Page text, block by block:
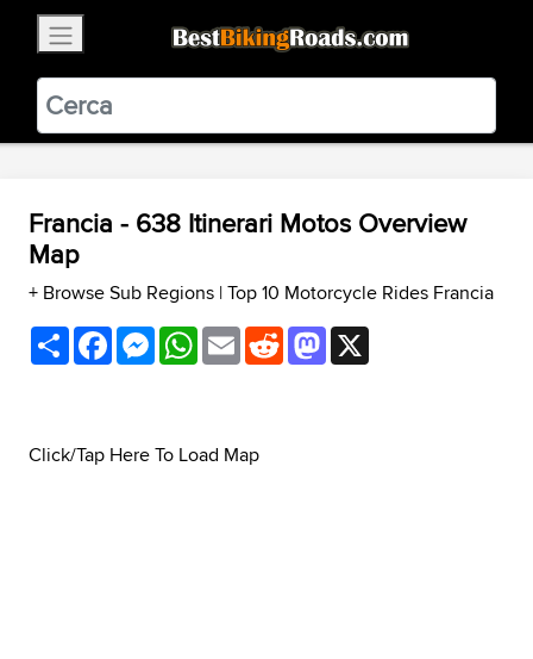
BestBikingRoads
Static Motion3.99 - In Google Play
VIEW
Francia - 638 Itinerari Motos Overview
Map
+ Browse Sub Regions |Top 10 Motorcycle Rides Francia
ShareFacebookMessenger
WhatsApp
EmailRedditMastodon
Click/Tap Here To Load Map